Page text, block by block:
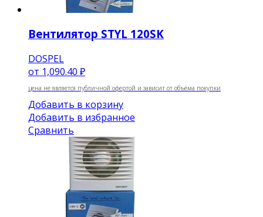
Вентилятор STYL 120SK
DOSPEL
от 1,090.40 ₽
цена не является публичной офертой и зависит от объёма покупки
Добавить в корзину
Добавить в избранное
Сравнить